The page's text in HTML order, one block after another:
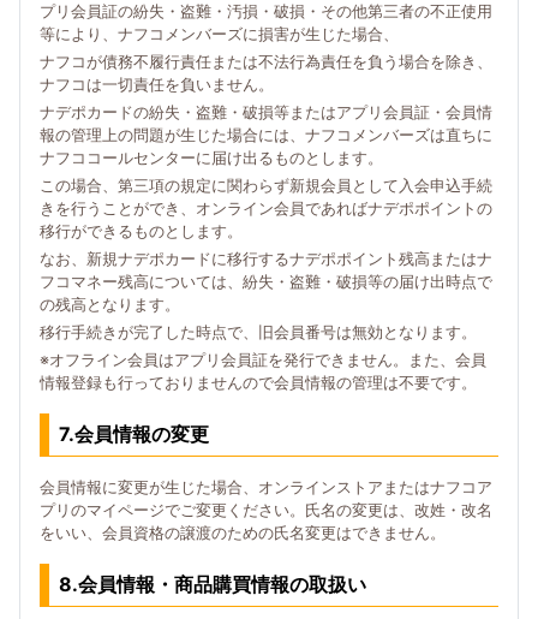
プリ会員証の紛失・盗難・汚損・破損・その他第三者の不正使用
等により、ナフコメンバーズに損害が生じた場合、
ナフコが債務不履行責任または不法行為責任を負う場合を除き、
ナフコは一切責任を負いません。
ナデポカードの紛失・盗難・破損等またはアプリ会員証・会員情
報の管理上の問題が生じた場合には、ナフコメンバーズは直ちに
ナフココールセンターに届け出るものとします。
この場合、第三項の規定に関わらず新規会員として入会申込手続
きを行うことができ、オンライン会員であればナデポポイントの
移行ができるものとします。
なお、新規ナデポカードに移行するナデポポイント残高またはナ
フコマネー残高については、紛失・盗難・破損等の届け出時点で
の残高となります。
移行手続きが完了した時点で、旧会員番号は無効となります。
※オフライン会員はアプリ会員証を発行できません。また、会員
情報登録も行っておりませんので会員情報の管理は不要です。
7.会員情報の変更
会員情報に変更が生じた場合、オンラインストアまたはナフコア
プリのマイページでご変更ください。氏名の変更は、改姓・改名
をいい、会員資格の譲渡のための氏名変更はできません。
8.会員情報・商品購買情報の取扱い